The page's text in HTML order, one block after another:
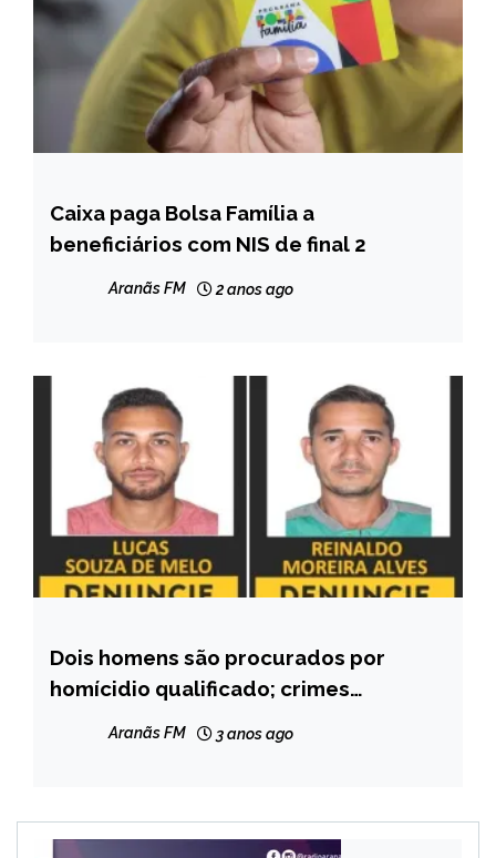
BRASIL
NOTÍCIAS
Caixa paga Bolsa Família a
beneficiários com NIS de final 2
Aranãs FM 2 anos ago
BRASIL
CAPELINHA
Dois homens são procurados por
homícidio qualificado; crimes
Aranãs FM 3 anos ago